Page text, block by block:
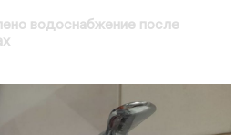
водоснабжение после